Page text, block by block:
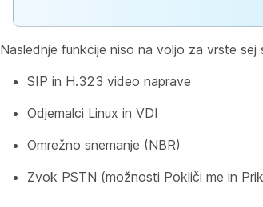
Naslednje funkcije niso na voljo za vrste
SIP in H.323 video naprave
Odjemalci Linux in VDI
Omrežno snemanje (NBR)
Zvok PSTN (možnosti Pokliči me in